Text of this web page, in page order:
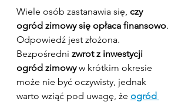
Wiele osób zastanawia się, czy
ogród zimowy się opłaca finansowo.
Odpowiedź jest złożona.
Bezpośredni zwrot z inwestycji
ogród zimowy w krótkim okresie
może nie być oczywisty, jednak
warto wziąć pod uwagę, że ogród